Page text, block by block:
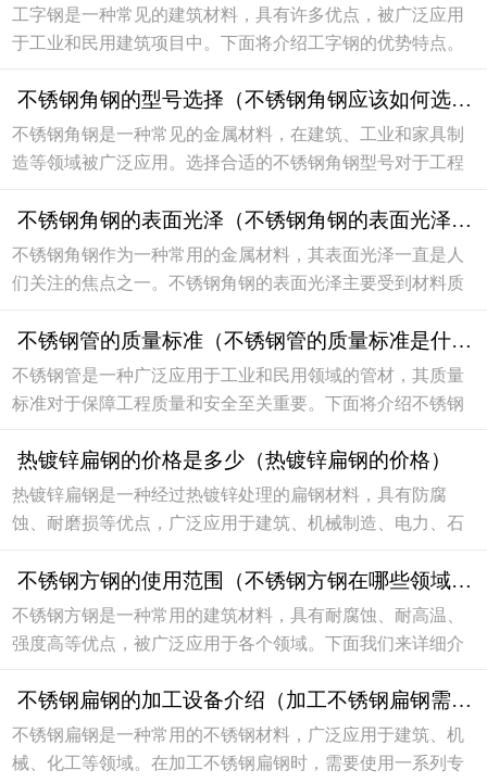
工字钢是一种常见的建筑材料，具有许多优点，被广泛应用
于工业和民用建筑项目中。下面将介绍工字钢的优势特点。
受大部分建筑结构的重量和压力。在建筑工程中，...
不锈钢角钢的型号选择（不锈钢角钢应该如何选择型号）
不锈钢角钢是一种常见的金属材料，在建筑、工业和家具制
造等领域被广泛应用。选择合适的不锈钢角钢型号对于工程
择型号，希望能帮助您在购买时做出明智的决策。...
不锈钢角钢的表面光泽（不锈钢角钢的表面光泽如何）
不锈钢角钢作为一种常用的金属材料，其表面光泽一直是人
们关注的焦点之一。不锈钢角钢的表面光泽主要受到材料质
角钢是由不锈钢材料制成的，其本身具有优良的抗...
不锈钢管的质量标准（不锈钢管的质量标准是什么）
不锈钢管是一种广泛应用于工业和民用领域的管材，其质量
标准对于保障工程质量和安全至关重要。下面将介绍不锈钢
确和准确。化学成分不锈钢管的化学成分是其质量...
热镀锌扁钢的价格是多少（热镀锌扁钢的价格）
热镀锌扁钢是一种经过热镀锌处理的扁钢材料，具有防腐
蚀、耐磨损等优点，广泛应用于建筑、机械制造、电力、石
素影响，包括材质、规格、厚度、市场行情等因素。...
不锈钢方钢的使用范围（不锈钢方钢在哪些领域应用广泛）
不锈钢方钢是一种常用的建筑材料，具有耐腐蚀、耐高温、
强度高等优点，被广泛应用于各个领域。下面我们来详细介
应用广泛，可以用于建筑结构、室内装饰、门窗等...
不锈钢扁钢的加工设备介绍（加工不锈钢扁钢需要哪些设备）
不锈钢扁钢是一种常用的不锈钢材料，广泛应用于建筑、机
械、化工等领域。在加工不锈钢扁钢时，需要使用一系列专